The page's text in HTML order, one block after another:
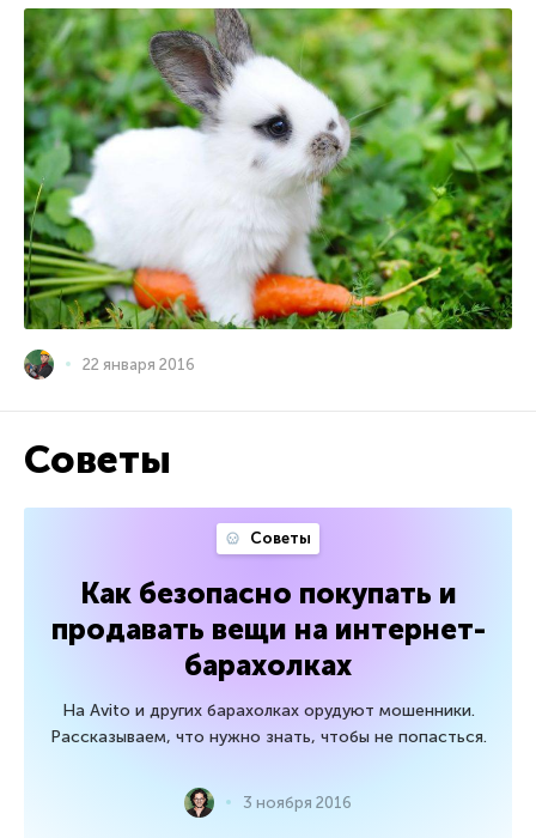
22 января 2016
Советы
Советы
Как безопасно покупать и
продавать вещи на интернет-
барахолках
На Avito и других барахолках орудуют мошенники.
Рассказываем, что нужно знать, чтобы не попасться.
3 ноября 2016